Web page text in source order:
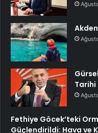
Tarihi
Fethiye Göcek’teki
Güçlendirildi: Hava ve